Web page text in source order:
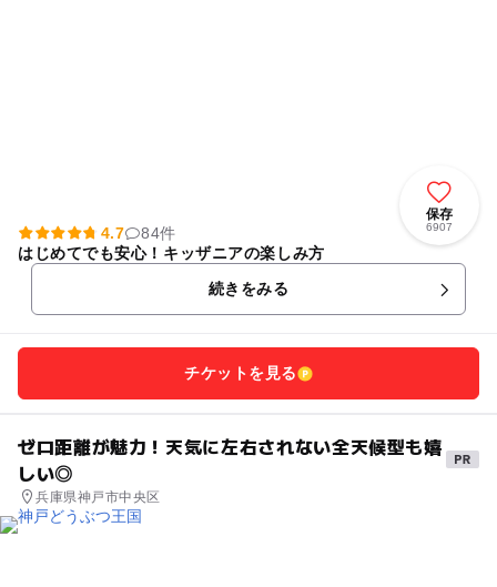
保存
6907
4.7
84件
はじめてでも安心！キッザニアの楽しみ方
続きをみる
チケットを見る
ゼロ距離が魅力！天気に左右されない全天候型も嬉
しい◎
兵庫県神戸市中央区